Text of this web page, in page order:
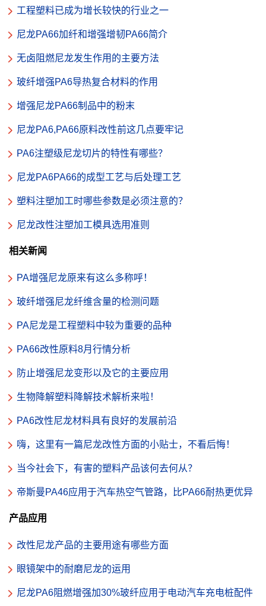
工程塑料已成为增长较快的行业之一
尼龙PA66加纤和增强增韧PA66简介
无卤阻燃尼龙发生作用的主要方法
玻纤增强PA6导热复合材料的作用
增强尼龙PA66制品中的粉末
尼龙PA6,PA66原料改性前这几点要牢记
PA6注塑级尼龙切片的特性有哪些？
尼龙PA6PA66的成型工艺与后处理工艺
塑料注塑加工时哪些参数是必须注意的？
尼龙改性注塑加工模具选用准则
相关新闻
PA增强尼龙原来有这么多称呼！
玻纤增强尼龙纤维含量的检测问题
PA尼龙是工程塑料中较为重要的品种
PA66改性原料8月行情分析
防止增强尼龙变形以及它的主要应用
生物降解塑料降解技术解析来啦！
PA6改性尼龙材料具有良好的发展前沿
嗨，这里有一篇尼龙改性方面的小贴士，不看后悔！
当今社会下，有害的塑料产品该何去何从？
帝斯曼PA46应用于汽车热空气管路，比PA66耐热更优异
产品应用
改性尼龙产品的主要用途有哪些方面
眼镜架中的耐磨尼龙的运用
尼龙PA6阻燃增强加30%玻纤应用于电动汽车充电桩配件